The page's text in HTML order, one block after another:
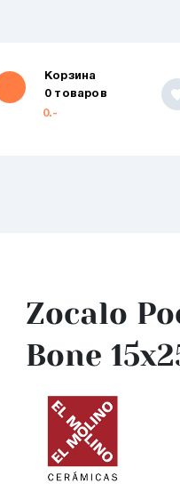
Корзина
0 товаров
0.-
Zocalo
Bone